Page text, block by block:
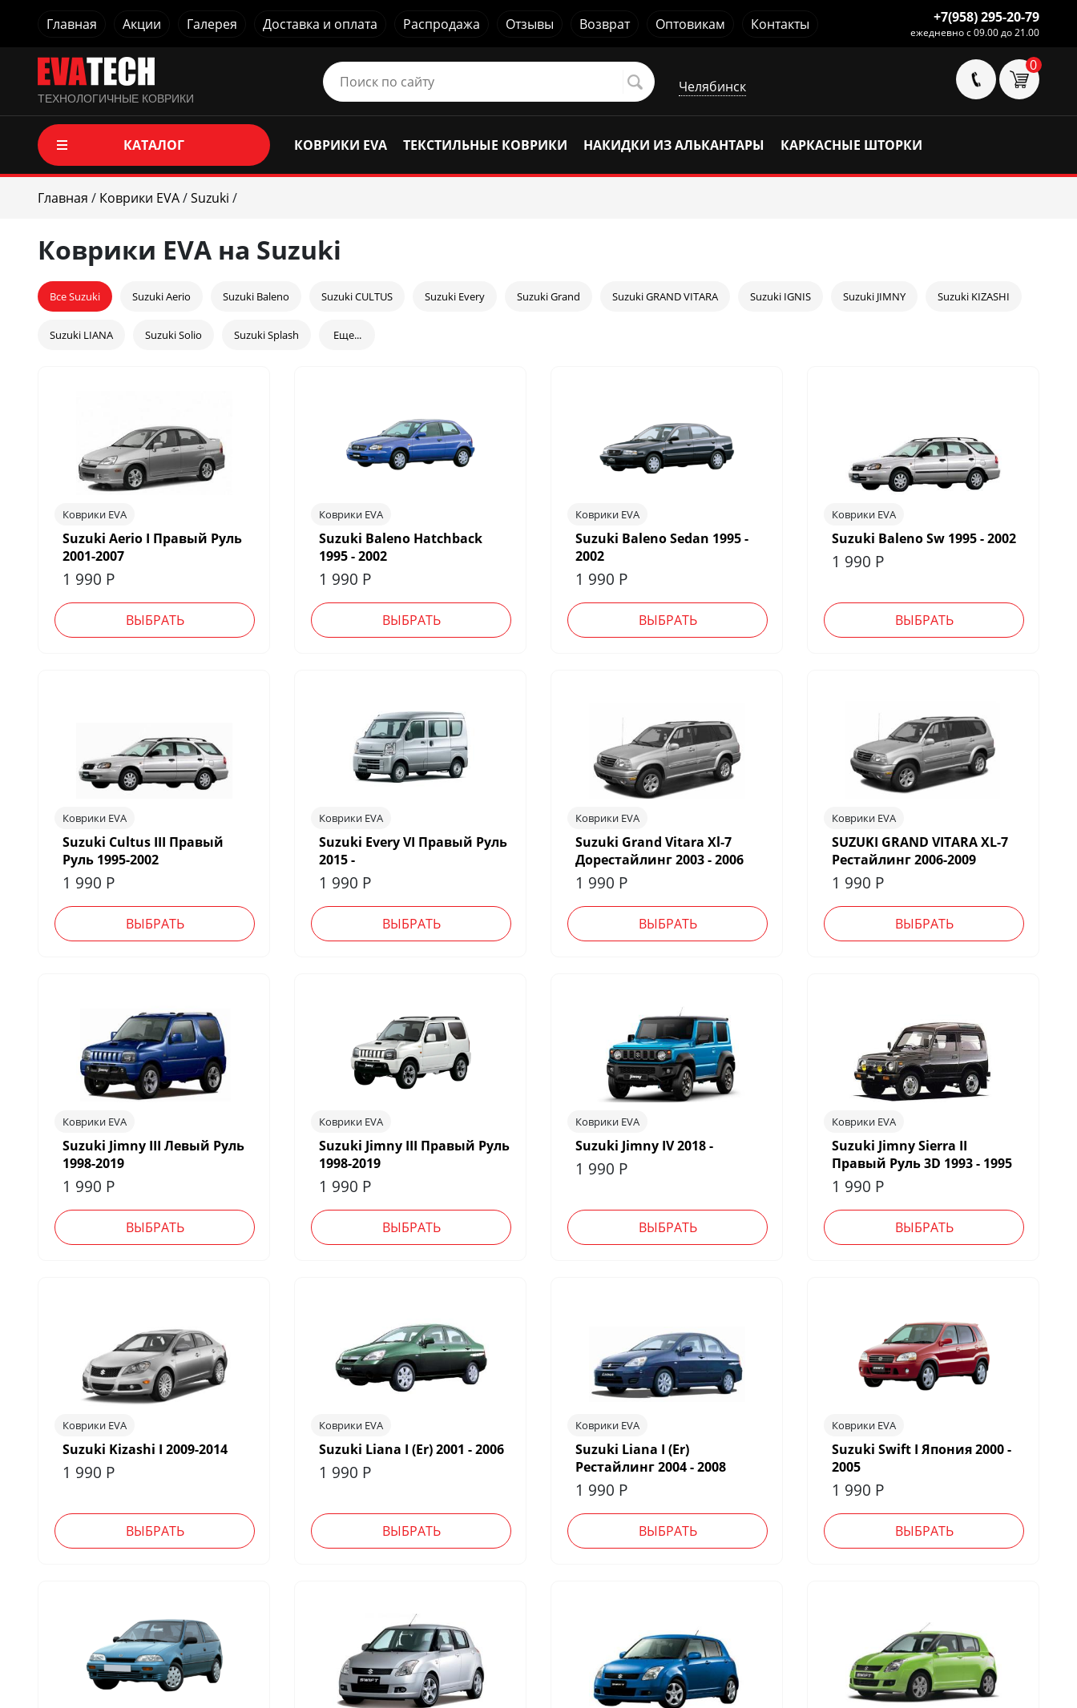
Главная Акции Галерея Доставка и оплата Распродажа Отзывы Возврат Оптовикам Контакты +7(958) 295-20-79
ежедневно с 09.00 до 21.00
ТЕХНОЛОГИЧНЫЕ КОВРИКИ
Челябинск
0
КАТАЛОГ КОВРИКИ EVA ТЕКСТИЛЬНЫЕ КОВРИКИ НАКИДКИ ИЗ АЛЬКАНТАРЫ КАРКАСНЫЕ ШТОРКИ
Главная / Коврики EVA/Suzuki /
Коврики EVA на Suzuki
Все Suzuki Suzuki Aerio Suzuki Baleno Suzuki CULTUS Suzuki Every Suzuki Grand Suzuki GRAND VITARA Suzuki IGNIS Suzuki JIMNY Suzuki KIZASHI
Suzuki LIANA Suzuki Solio Suzuki Splash Еще...
Коврики EVA
Suzuki Aerio I Правый Руль
2001-2007
1 990 Р
ВЫБРАТЬ
Коврики EVA
Suzuki Baleno Hatchback
1995 - 2002
1 990 Р
ВЫБРАТЬ
Коврики EVA
Suzuki Baleno Sedan 1995 -
2002
1 990 Р
ВЫБРАТЬ
Коврики EVA
Suzuki Baleno Sw 1995 - 2002
1 990 Р
ВЫБРАТЬ
Коврики EVA
Suzuki Cultus III Правый
Руль 1995-2002
1 990 Р
ВЫБРАТЬ
Коврики EVA
Suzuki Every VI Правый Руль
2015 -
1 990 Р
ВЫБРАТЬ
Коврики EVA
Suzuki Grand Vitara Xl-7
Дорестайлинг 2003 - 2006
1 990 Р
ВЫБРАТЬ
Коврики EVA
SUZUKI GRAND VITARA XL-7
Рестайлинг 2006-2009
1 990 Р
ВЫБРАТЬ
Коврики EVA
Suzuki Jimny III Левый Руль
1998-2019
1 990 Р
ВЫБРАТЬ
Коврики EVA
Suzuki Jimny III Правый Руль
1998-2019
1 990 Р
ВЫБРАТЬ
Коврики EVA
Suzuki Jimny IV 2018 -
1 990 Р
ВЫБРАТЬ
Коврики EVA
Suzuki Jimny Sierra II
Правый Руль 3D 1993 - 1995
1 990 Р
ВЫБРАТЬ
Коврики EVA
Suzuki Kizashi I 2009-2014
1 990 Р
ВЫБРАТЬ
Коврики EVA
Suzuki Liana I (Er) 2001 - 2006
1 990 Р
ВЫБРАТЬ
Коврики EVA
Suzuki Liana I (Er)
Рестайлинг 2004 - 2008
1 990 Р
ВЫБРАТЬ
Коврики EVA
Suzuki Swift I Япония 2000 -
2005
1 990 Р
ВЫБРАТЬ